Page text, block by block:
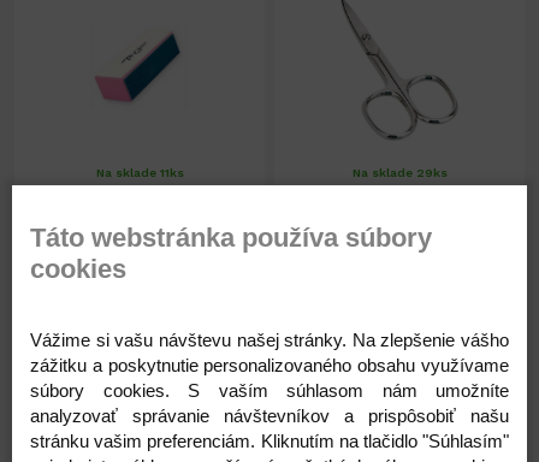
Na sklade 11ks
1,80 € ( bez DPH )
2,21 € - +
Na sklade 29ks
5,85 € ( bez DPH )
7,20 € - +
Táto webstránka používa súbory
cookies
Vážime si vašu návštevu našej stránky. Na zlepšenie vášho
zážitku a poskytnutie personalizovaného obsahu využívame
súbory cookies. S vaším súhlasom nám umožníte
analyzovať správanie návštevníkov a prispôsobiť našu
stránku vašim preferenciám. Kliknutím na tlačidlo "Súhlasím"